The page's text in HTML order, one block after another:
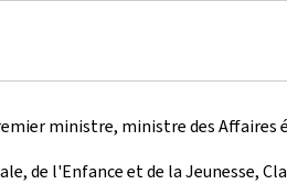
ministre, ministre des
de l'Enfance et de la Jeunesse,